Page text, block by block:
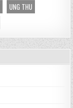
UNG THU